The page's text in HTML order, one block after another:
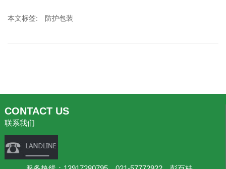
本文标签: 防护包装
CONTACT US
联系我们